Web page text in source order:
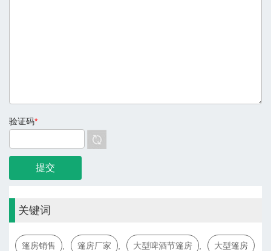
验证码*
关键词
篷房销售 篷房厂家 大型啤酒节篷房 大型篷房